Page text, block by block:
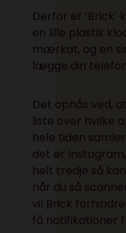
Derfor er
en lille plastik
mærkat, og en
lægge din
Det opnås ved,
liste over hvilke
hele tiden
det er
helt tredje så
når du så
vil Brick
få notifikationer